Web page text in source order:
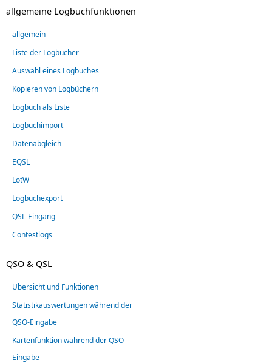
allgemeine Logbuchfunktionen
allgemein
Liste der Logbücher
Auswahl eines Logbuches
Kopieren von Logbüchern
Logbuch als Liste
Logbuchimport
Datenabgleich
EQSL
LotW
Logbuchexport
QSL-Eingang
Contestlogs
QSO & QSL
Übersicht und Funktionen
Statistikauswertungen während der
QSO-Eingabe
Kartenfunktion während der QSO-
Eingabe